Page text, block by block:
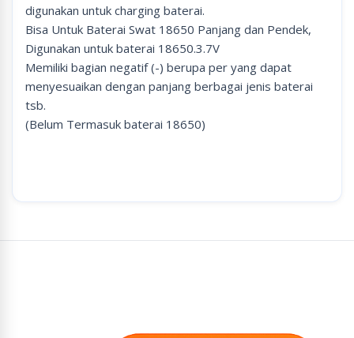
digunakan untuk charging baterai.
Bisa Untuk Baterai Swat 18650 Panjang dan Pendek,
Digunakan untuk baterai 18650.3.7V
Memiliki bagian negatif (-) berupa per yang dapat
menyesuaikan dengan panjang berbagai jenis baterai
tsb.
(Belum Termasuk baterai 18650)